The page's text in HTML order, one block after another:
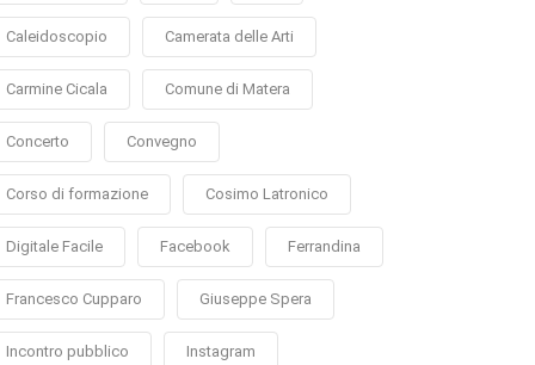
Caleidoscopio Camerata delle Arti
Carmine Cicala Comune di Matera
Concerto Convegno
Corso di formazione Cosimo Latronico
Digitale Facile Facebook Ferrandina
Francesco Cupparo Giuseppe Spera
Incontro pubblico Instagram